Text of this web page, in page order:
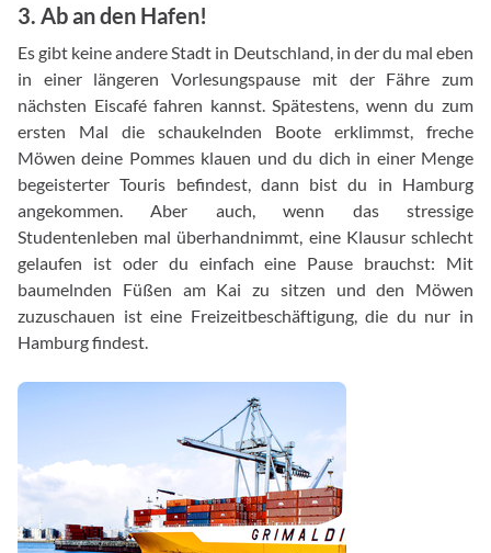
3. Ab an den Hafen!
Es gibt keine andere Stadt in Deutschland, in der du mal eben
in einer längeren Vorlesungspause mit der Fähre zum
nächsten Eiscafé fahren kannst. Spätestens, wenn du zum
ersten Mal die schaukelnden Boote erklimmst, freche
Möwen deine Pommes klauen und du dich in einer Menge
begeisterter Touris befindest, dann bist du in Hamburg
angekommen. Aber auch, wenn das stressige
Studentenleben mal überhandnimmt, eine Klausur schlecht
gelaufen ist oder du einfach eine Pause brauchst: Mit
baumelnden Füßen am Kai zu sitzen und den Möwen
zuzuschauen ist eine Freizeitbeschäftigung, die du nur in
Hamburg findest.